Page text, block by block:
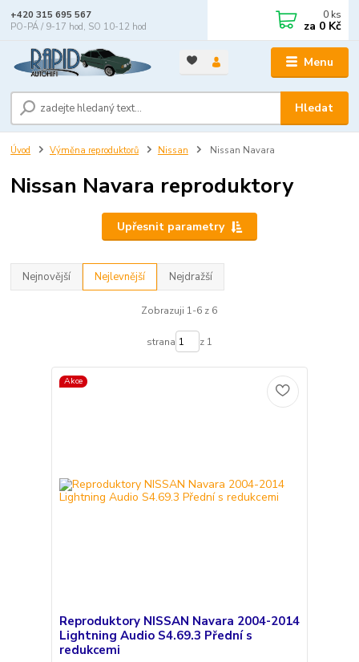
Menu
Hledat
+420 315 695 567
PO-PÁ / 9-17 hod, SO 10-12 hod
0 ks
za 0 Kč
Úvod Výměna reproduktorů Nissan Nissan Navara
Nissan Navara reproduktory
Upřesnit parametry
Nejnovější Nejlevnější Nejdražší
Zobrazuji 1-6 z 6
strana z 1
Akce
Reproduktory NISSAN Navara 2004-2014
Lightning Audio S4.69.3 Přední s
redukcemi